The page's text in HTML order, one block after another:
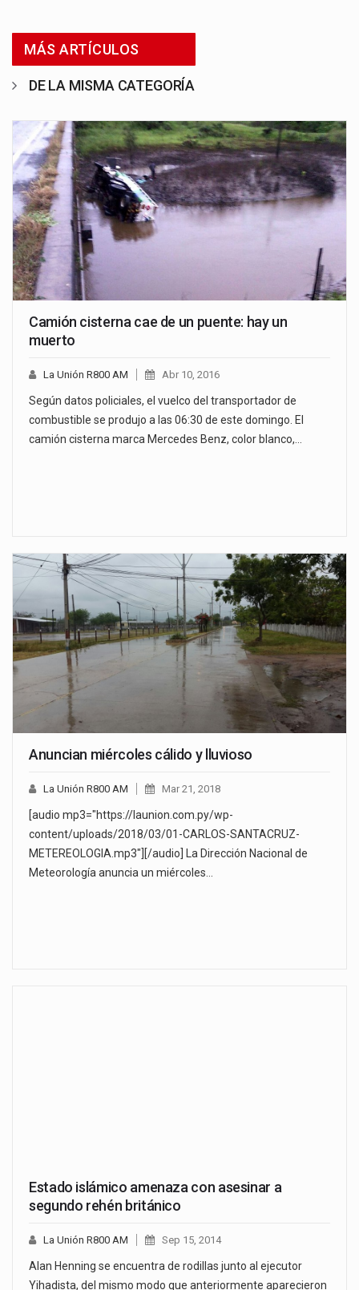
MÁS ARTÍCULOS
DE LA MISMA CATEGORÍA
Camión cisterna cae de un puente: hay un
muerto
La Unión R800 AM Abr 10, 2016
Según datos policiales, el vuelco del transportador de
combustible se produjo a las 06:30 de este domingo. El
camión cisterna marca Mercedes Benz, color blanco,…
Anuncian miércoles cálido y lluvioso
La Unión R800 AM Mar 21, 2018
[audio mp3="https://launion.com.py/wp-
content/uploads/2018/03/01-CARLOS-SANTACRUZ-
METEREOLOGIA.mp3"][/audio] La Dirección Nacional de
Meteorología anuncia un miércoles…
Estado islámico amenaza con asesinar a
segundo rehén británico
La Unión R800 AM Sep 15, 2014
Alan Henning se encuentra de rodillas junto al ejecutor
Yihadista, del mismo modo que anteriormente aparecieron